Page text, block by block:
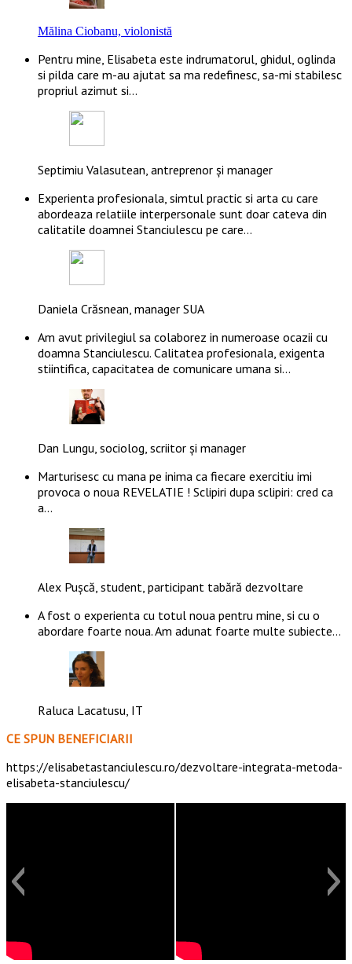
Mălina Ciobanu, violonistă
Pentru mine, Elisabeta este indrumatorul, ghidul, oglinda
si pilda care m-au ajutat sa ma redefinesc, sa-mi stabilesc
propriul azimut si…
Septimiu Valasutean, antreprenor și manager
Experienta profesionala, simtul practic si arta cu care
abordeaza relatiile interpersonale sunt doar cateva din
calitatile doamnei Stanciulescu pe care…
Daniela Crăsnean, manager SUA
Am avut privilegiul sa colaborez in numeroase ocazii cu
doamna Stanciulescu. Calitatea profesionala, exigenta
stiintifica, capacitatea de comunicare umana si…
Dan Lungu, sociolog, scriitor și manager
Marturisesc cu mana pe inima ca fiecare exercitiu imi
provoca o noua REVELATIE ! Sclipiri dupa sclipiri: cred ca
a…
Alex Pușcă, student, participant tabără dezvoltare
A fost o experienta cu totul noua pentru mine, si cu o
abordare foarte noua. Am adunat foarte multe subiecte…
Raluca Lacatusu, IT
CE SPUN BENEFICIARII
https://elisabetastanciulescu.ro/dezvoltare-integrata-metoda-
elisabeta-stanciulescu/